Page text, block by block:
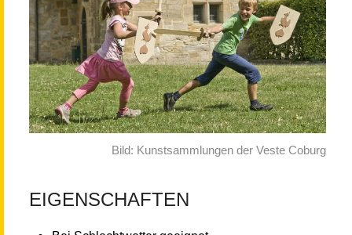
Bild: Kunstsammlungen der Veste Coburg
EIGENSCHAFTEN